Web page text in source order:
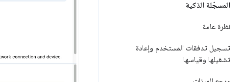
المسجّلة الذكية
نظرة عامة
تسجيل تدفقات المستخدم وإعادة
تشغيلها وقياسها